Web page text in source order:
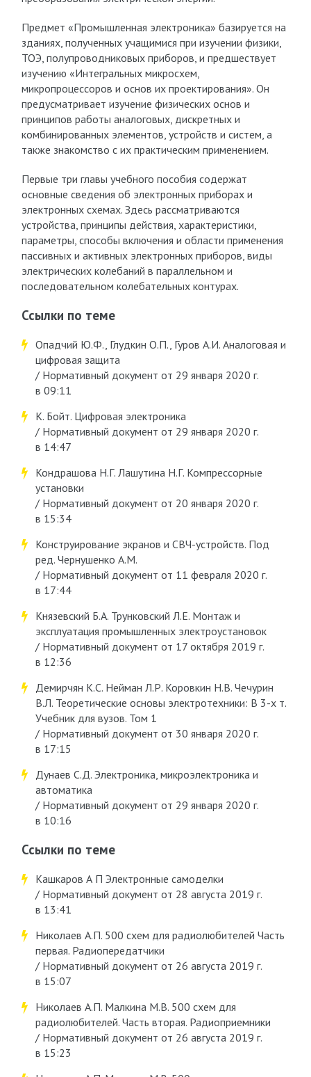
Предмет «Промышленная электроника» базируется на
зданиях, полученных учащимися при изучении физики,
ТОЭ, полупроводниковых приборов, и предшествует
изучению «Интегральных микросхем,
микропроцессоров и основ их проектирования». Он
предусматривает изучение физических основ и
принципов работы аналоговых, дискретных и
комбинированных элементов, устройств и систем, а
также знакомство с их практическим применением.
Первые три главы учебного пособия содержат
основные сведения об электронных приборах и
электронных схемах. Здесь рассматриваются
устройства, принципы действия, характеристики,
параметры, способы включения и области применения
пассивных и активных электронных приборов, виды
электрических колебаний в параллельном и
последовательном колебательных контурах.
Ссылки по теме
Опадчий Ю.Ф., Глудкин О.П., Гуров А.И. Аналоговая и
цифровая защита
/ Нормативный документ от 29 января 2020 г.
в 09:11
К. Бойт. Цифровая электроника
/ Нормативный документ от 29 января 2020 г.
в 14:47
Кондрашова Н.Г. Лашутина Н.Г. Компрессорные
установки
/ Нормативный документ от 20 января 2020 г.
в 15:34
Конструирование экранов и СВЧ-устройств. Под
ред. Чернушенко А.М.
/ Нормативный документ от 11 февраля 2020 г.
в 17:44
Князевский Б.А. Трунковский Л.Е. Монтаж и
эксплуатация промышленных электроустановок
/ Нормативный документ от 17 октября 2019 г.
в 12:36
Демирчян К.С. Нейман Л.Р. Коровкин Н.В. Чечурин
В.Л. Теоретические основы электротехники: В 3-х т.
Учебник для вузов. Том 1
/ Нормативный документ от 30 января 2020 г.
в 17:15
Дунаев С.Д. Электроника, микроэлектроника и
автоматика
/ Нормативный документ от 29 января 2020 г.
в 10:16
Ссылки по теме
Kашкаров А П Электронные самоделки
/ Нормативный документ от 28 августа 2019 г.
в 13:41
Николаев А.П. 500 схем для радиолюбителей Часть
первая. Радиопередатчики
/ Нормативный документ от 26 августа 2019 г.
в 15:07
Николаев А.П. Малкина М.В. 500 схем для
радиолюбителей. Часть вторая. Радиоприемники
/ Нормативный документ от 26 августа 2019 г.
в 15:23